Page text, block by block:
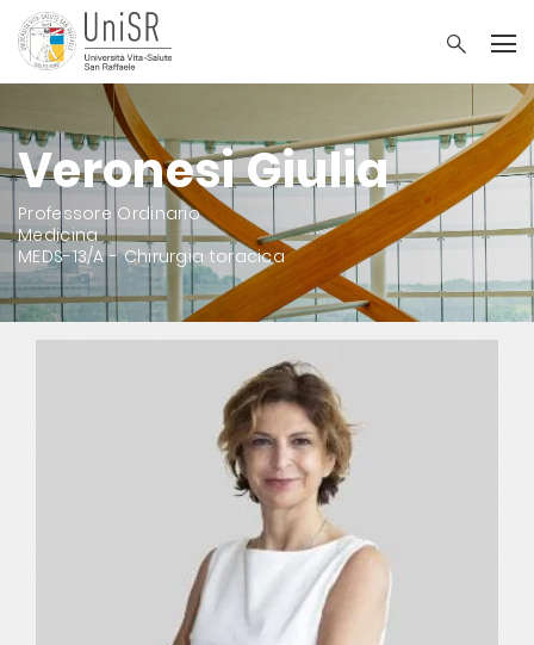
Veronesi Giulia
Professore Ordinario
Medicina
MEDS-13/A - Chirurgia toracica